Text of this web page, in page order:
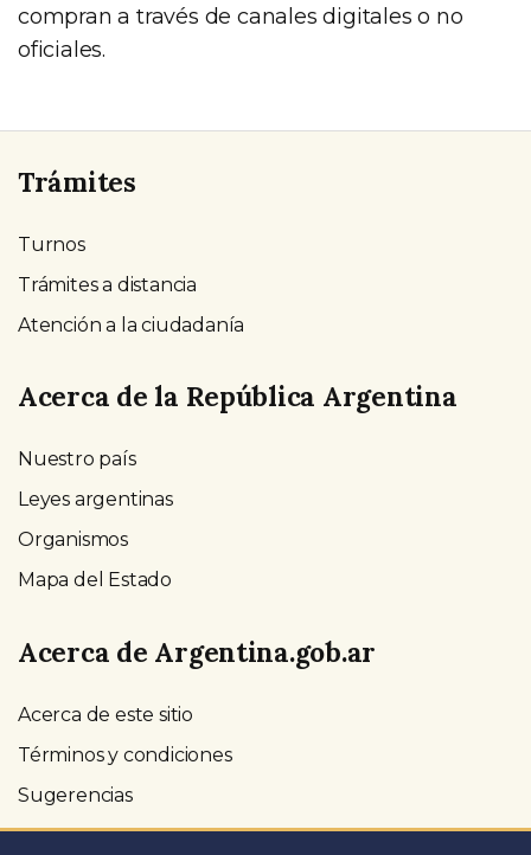
compran a través de canales digitales o no
oficiales.
Trámites
Turnos
Trámites a distancia
Atención a la ciudadanía
Acerca de la República Argentina
Nuestro país
Leyes argentinas
Organismos
Mapa del Estado
Acerca de Argentina.gob.ar
Acerca de este sitio
Términos y condiciones
Sugerencias